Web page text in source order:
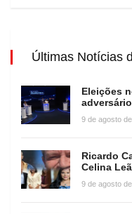
Últimas Notícias
Eleições
9 de agosto
Ricardo
Celina
9 de agosto